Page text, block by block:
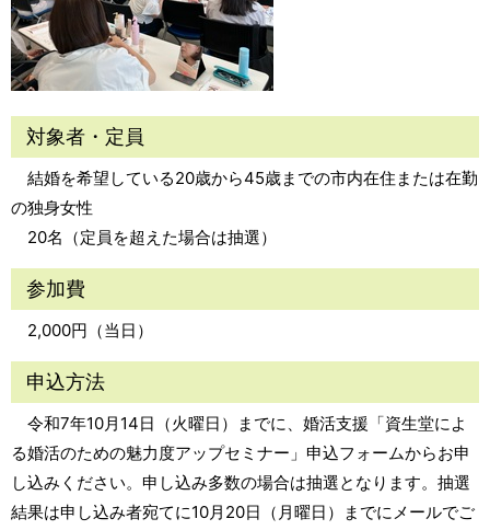
対象者・定員
結婚を希望している20歳から45歳までの市内在住または在勤
の独身女性
20名（定員を超えた場合は抽選）
参加費
2,000円（当日）
申込方法
令和7年10月14日（火曜日）までに、婚活支援「資生堂によ
る婚活のための魅力度アップセミナー」申込フォームからお申
し込みください。申し込み多数の場合は抽選となります。抽選
結果は申し込み者宛てに10月20日（月曜日）までにメールでご